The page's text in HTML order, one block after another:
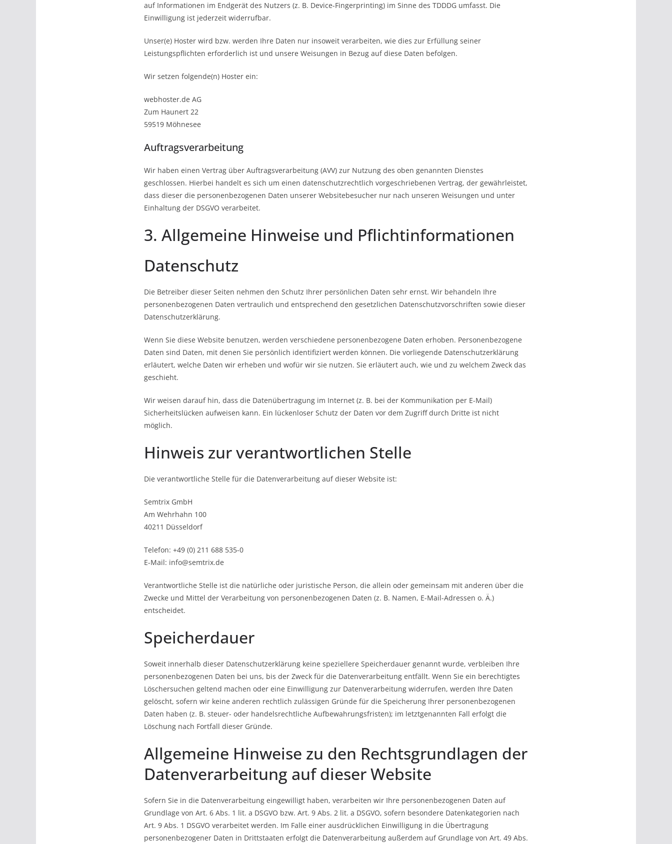
auf Informationen im Endgerät des Nutzers (z. B. Device-Fingerprinting) im Sinne des TDDDG umfasst. Die
Einwilligung ist jederzeit widerrufbar.
Unser(e) Hoster wird bzw. werden Ihre Daten nur insoweit verarbeiten, wie dies zur Erfüllung seiner
Leistungspflichten erforderlich ist und unsere Weisungen in Bezug auf diese Daten befolgen.
Wir setzen folgende(n) Hoster ein:
webhoster.de AG
Zum Haunert 22
59519 Möhnesee
Auftragsverarbeitung
Wir haben einen Vertrag über Auftragsverarbeitung (AVV) zur Nutzung des oben genannten Dienstes
geschlossen. Hierbei handelt es sich um einen datenschutzrechtlich vorgeschriebenen Vertrag, der gewährleistet,
dass dieser die personenbezogenen Daten unserer Websitebesucher nur nach unseren Weisungen und unter
Einhaltung der DSGVO verarbeitet.
3. Allgemeine Hinweise und Pflicht­informationen
Datenschutz
Die Betreiber dieser Seiten nehmen den Schutz Ihrer persönlichen Daten sehr ernst. Wir behandeln Ihre
personenbezogenen Daten vertraulich und entsprechend den gesetzlichen Datenschutzvorschriften sowie dieser
Datenschutzerklärung.
Wenn Sie diese Website benutzen, werden verschiedene personenbezogene Daten erhoben. Personenbezogene
Daten sind Daten, mit denen Sie persönlich identifiziert werden können. Die vorliegende Datenschutzerklärung
erläutert, welche Daten wir erheben und wofür wir sie nutzen. Sie erläutert auch, wie und zu welchem Zweck das
geschieht.
Wir weisen darauf hin, dass die Datenübertragung im Internet (z. B. bei der Kommunikation per E-Mail)
Sicherheitslücken aufweisen kann. Ein lückenloser Schutz der Daten vor dem Zugriff durch Dritte ist nicht
möglich.
Hinweis zur verantwortlichen Stelle
Die verantwortliche Stelle für die Datenverarbeitung auf dieser Website ist:
Semtrix GmbH
Am Wehrhahn 100
40211 Düsseldorf
Telefon: +49 (0) 211 688 535-0
E-Mail: info@semtrix.de
Verantwortliche Stelle ist die natürliche oder juristische Person, die allein oder gemeinsam mit anderen über die
Zwecke und Mittel der Verarbeitung von personenbezogenen Daten (z. B. Namen, E-Mail-Adressen o. Ä.)
entscheidet.
Speicherdauer
Soweit innerhalb dieser Datenschutzerklärung keine speziellere Speicherdauer genannt wurde, verbleiben Ihre
personenbezogenen Daten bei uns, bis der Zweck für die Datenverarbeitung entfällt. Wenn Sie ein berechtigtes
Löschersuchen geltend machen oder eine Einwilligung zur Datenverarbeitung widerrufen, werden Ihre Daten
gelöscht, sofern wir keine anderen rechtlich zulässigen Gründe für die Speicherung Ihrer personenbezogenen
Daten haben (z. B. steuer- oder handelsrechtliche Aufbewahrungsfristen); im letztgenannten Fall erfolgt die
Löschung nach Fortfall dieser Gründe.
Allgemeine Hinweise zu den Rechtsgrundlagen der
Datenverarbeitung auf dieser Website
Sofern Sie in die Datenverarbeitung eingewilligt haben, verarbeiten wir Ihre personenbezogenen Daten auf
Grundlage von Art. 6 Abs. 1 lit. a DSGVO bzw. Art. 9 Abs. 2 lit. a DSGVO, sofern besondere Datenkategorien nach
Art. 9 Abs. 1 DSGVO verarbeitet werden. Im Falle einer ausdrücklichen Einwilligung in die Übertragung
personenbezogener Daten in Drittstaaten erfolgt die Datenverarbeitung außerdem auf Grundlage von Art. 49 Abs.